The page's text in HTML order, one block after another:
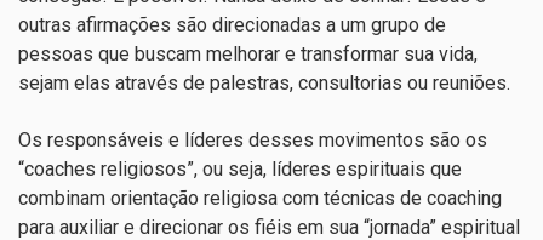
outras afirmações são direcionadas a um grupo de
pessoas que buscam melhorar e transformar sua vida,
sejam elas através de palestras, consultorias ou reuniões.
Os responsáveis e líderes desses movimentos são os
“coaches religiosos”, ou seja, líderes espirituais que
combinam orientação religiosa com técnicas de coaching
para auxiliar e direcionar os fiéis em sua “jornada” espiritual